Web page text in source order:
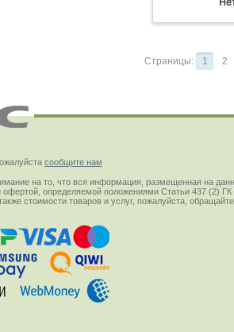
Страницы: 1 2
сообщите нам
на то, что вся информация, размещенная на
офертой, определяемой положениями Статьи 437 (2)
стоимости товаров и услуг, пожалуйста,